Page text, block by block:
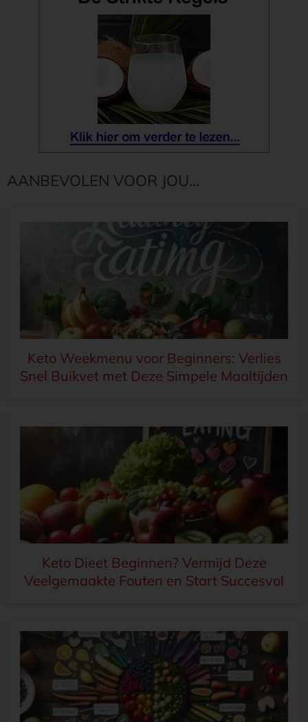
AANBEVOLEN VOOR JOU...
Keto Weekmenu voor Beginners: Verlies
Snel Buikvet met Deze Simpele Maaltijden
Keto Dieet Beginnen? Vermijd Deze
Veelgemaakte Fouten en Start Succesvol